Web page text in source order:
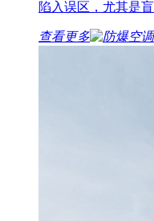
陷入误区，尤其是盲
查看更多